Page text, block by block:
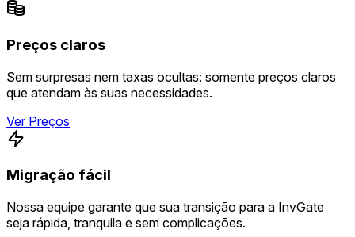
Preços claros
Sem surpresas nem taxas ocultas: somente preços claros
que atendam às suas necessidades.
Ver Preços
Migração fácil
Nossa equipe garante que sua transição para a InvGate
seja rápida, tranquila e sem complicações.